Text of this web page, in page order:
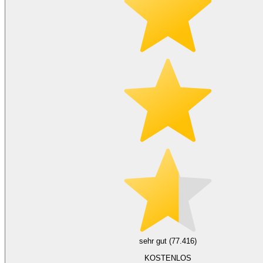
sehr gut (77.416)
KOSTENLOS